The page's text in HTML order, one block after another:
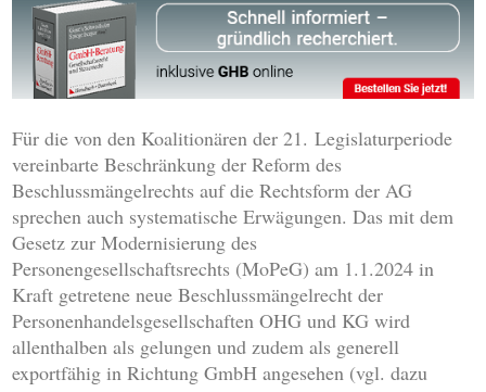
Für die von den Koalitionären der 21. Legislaturperiode
vereinbarte Beschränkung der Reform des
Beschlussmängelrechts auf die Rechtsform der AG
sprechen auch systematische Erwägungen. Das mit dem
Gesetz zur Modernisierung des
Personengesellschaftsrechts (MoPeG) am 1.1.2024 in
Kraft getretene neue Beschlussmängelrecht der
Personenhandelsgesellschaften OHG und KG wird
allenthalben als gelungen und zudem als generell
exportfähig in Richtung GmbH angesehen (vgl. dazu